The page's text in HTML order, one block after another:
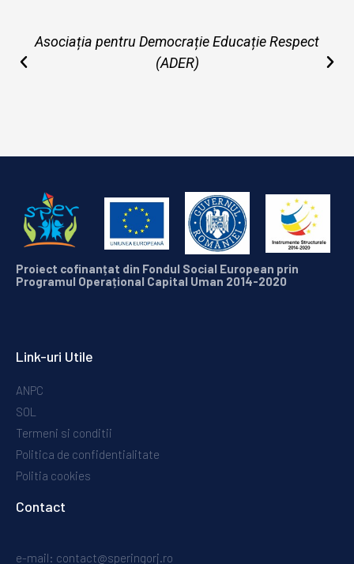
Asociația pentru Democrație Educație Respect
(ADER)
Proiect cofinanțat din Fondul Social European prin
Programul Operațional Capital Uman 2014-2020
Link-uri Utile
ANPC
SOL
Termeni si conditii
Politica de confidentialitate
Politia cookies
Contact
e-mail: contact@speringorj.ro